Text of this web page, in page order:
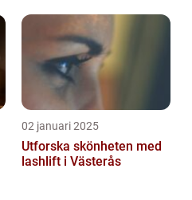
02 januari 2025
Utforska skönheten med
lashlift i Västerås